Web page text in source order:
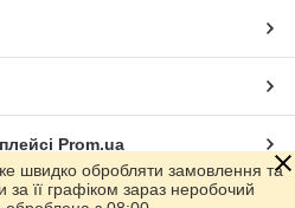
Prom.ua
швидко обробляти замовлення та
за її графіком зараз неробочий